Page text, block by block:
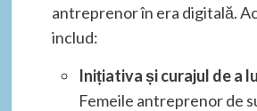
antreprenor în era digitală.
includ:
Inițiativa și curajul de a
Femeile antreprenor de